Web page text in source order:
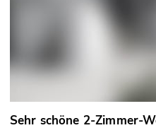
Sehr schöne 2-Zimmer-